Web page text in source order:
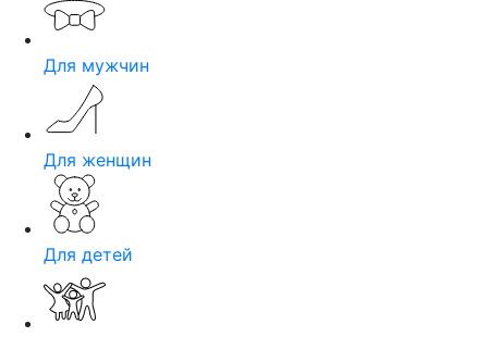
Для мужчин
Для женщин
Для детей